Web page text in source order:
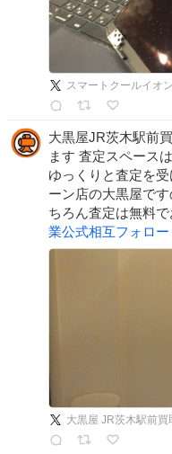
スマートクールイオ
大黒屋JR茨木駅前
ます 査定スペース
ゆっくりと査定を
ーン店の大黒屋で
ちろん査定は無料
業公式相互フォロー
大黒屋 JR茨木駅前買